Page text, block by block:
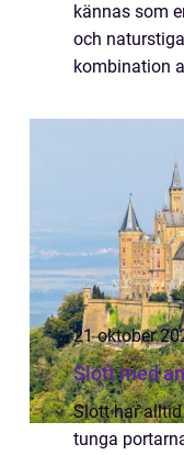
kännas som
och
kombination
sätt, följ...
21 oktober
Slott med
Slott har
tunga